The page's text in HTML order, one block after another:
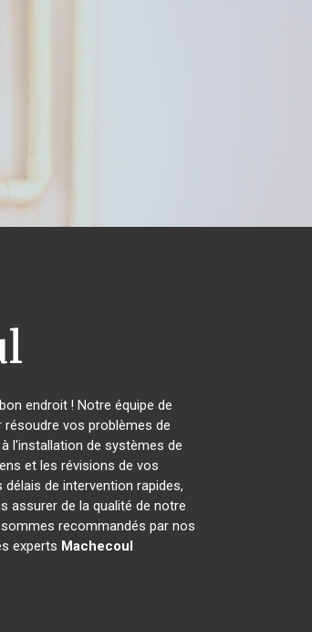
endroit ! Notre équipe de
vos problèmes de
l'installation de systèmes de
et les révisions de vos
de intervention rapides,
assurer de la qualité de notre
recommandés par nos
experts Machecoul